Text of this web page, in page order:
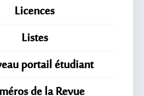
Licences
Listes
portail étudiant